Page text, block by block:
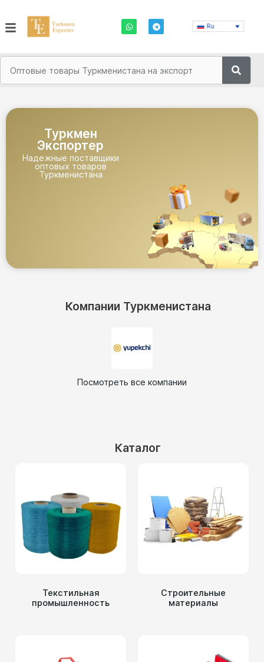
Ru
Туркмен
Экспортер
Надежные поставщики
оптовых товаров
Туркменистана
Компании Туркменистана
Посмотреть все компании
Каталог
Текстильная
промышленность
Строительные
материалы